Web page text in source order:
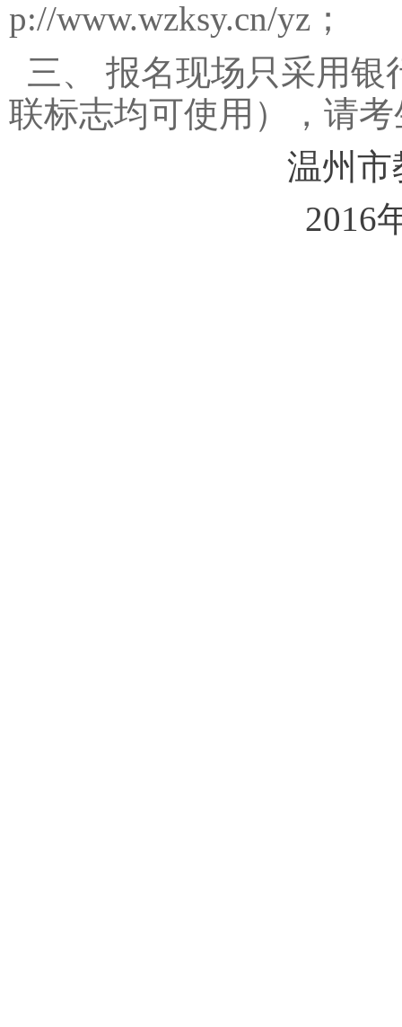
p://www.wzksy.cn/yz；
三、 报名现场只采用
联标志均可使用），请
温州市教育
2016年11